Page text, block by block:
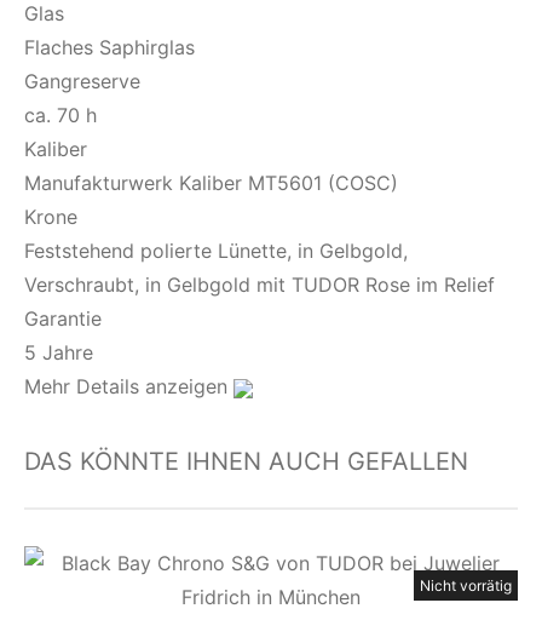
Glas
Flaches Saphirglas
Gangreserve
ca. 70 h
Kaliber
Manufakturwerk Kaliber MT5601 (COSC)
Krone
Feststehend polierte Lünette, in Gelbgold,
Verschraubt, in Gelbgold mit TUDOR Rose im Relief
Garantie
5 Jahre
Mehr Details anzeigen
DAS KÖNNTE IHNEN AUCH GEFALLEN
Nicht vorrätig